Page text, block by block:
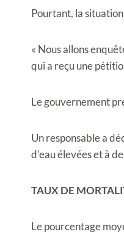
Pourtant, la
« Nous allons
qui a reçu une
Le gouvernement
Un responsable a
d’eau élevées et à
TAUX DE
Le pourcentage